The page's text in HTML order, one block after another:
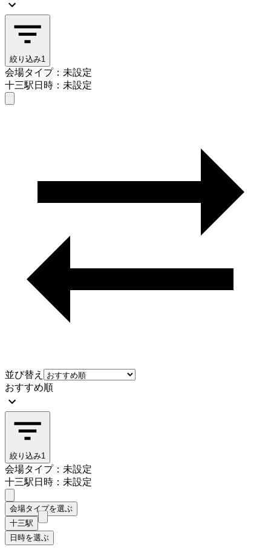
絞り込み1
会場タイプ：未設定
十三駅日時：未設定
並び替え
おすすめ順
絞り込み1
会場タイプ：未設定
十三駅日時：未設定
会場タイプを選ぶ
十三駅
日時を選ぶ